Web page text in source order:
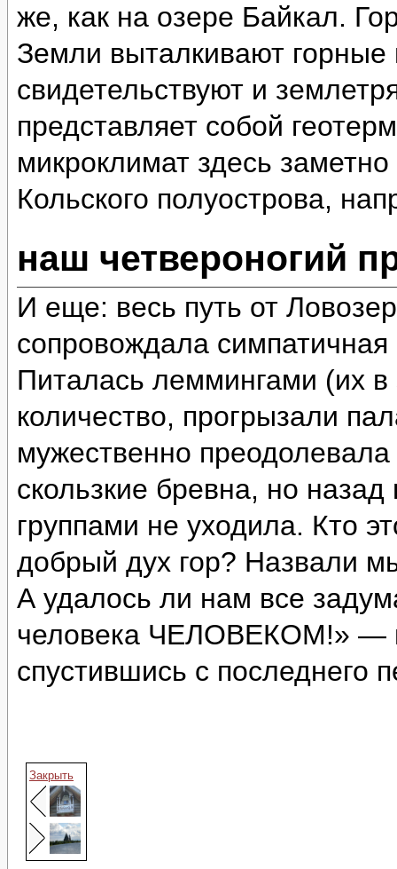
же, как на озере Байкал.
Земли выталкивают
свидетельствуют и
представляет собой
микроклимат здесь
Кольского полуострова,
наш четвероногий
И еще: весь путь от
сопровождала симпатичная
Питалась леммингами (их
количество, прогрызали
мужественно
скользкие бревна, но
группами не уходила. Кто
добрый дух гор? Назвали
А удалось ли нам все
человека ЧЕЛОВЕКОМ!» —
спустившись с последнего
Закрыть